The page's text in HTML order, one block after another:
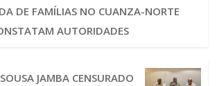
DE FAMÍLIAS NO CUANZA-NORTE
AUTORIDADES
JAMBA CENSURADO